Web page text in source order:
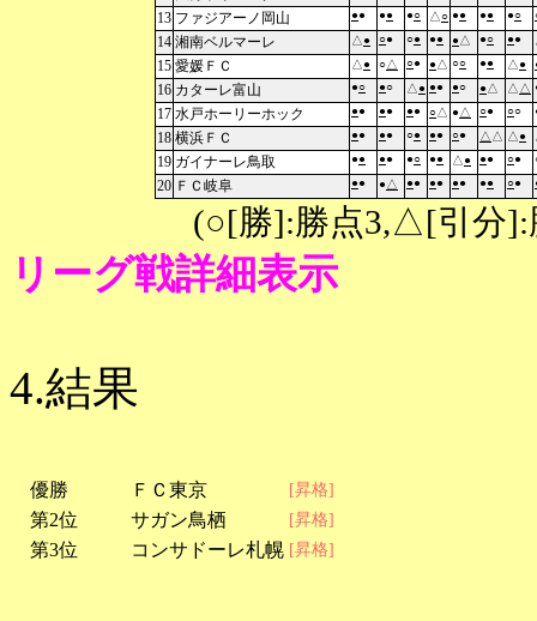
13 ファジアーノ岡山 ●● ●● ●○ △○ ●● ●● ●○
14 湘南ベルマーレ △ ● ○● ○● ●● ● △ ●○ ●●
15 愛媛ＦＣ △ ● ○△ ○● ●△ ○○ ●● △ ●
16 カターレ富山 ●○ ●○ △ ● ●● ●○ ● △ △ △
17 水戸ホーリーホック ●● ●● ●● ○△ ●△ ○● ○○
18 横浜ＦＣ ●● ●● ○● ●● ○● △ △ △ ●
19 ガイナーレ鳥取 ●● ●● ●○ ●● △ ● ●● ○●
20 ＦＣ岐阜 ●● ● △ ●● ●● ●● ●● ○●
(○[勝]:勝点3,△[引分]:
リーグ戦詳細表示
4.結果
優勝 ＦＣ東京 [昇格]
第2位 サガン鳥栖 [昇格]
第3位 コンサドーレ札幌 [昇格]